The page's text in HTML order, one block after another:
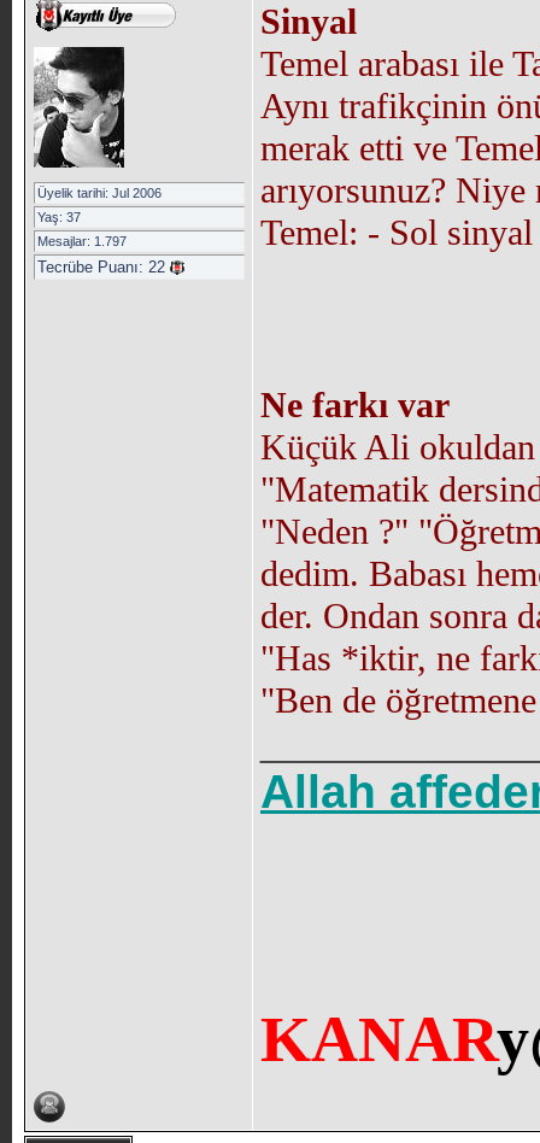
Üyelik tarihi: Jul 2006
Yaş: 37
Mesajlar: 1.797
Tecrübe Puanı: 22
Sinyal
Temel arabası ile
Aynı trafikçinin
merak etti ve
arıyorsunuz? Niye
Temel: - Sol sinyal
Ne farkı var
Küçük Ali
"Matematik
"Neden ?"
dedim. Babası
der. Ondan sonra
"Has *iktir, ne
"Ben de
Allah
KANAR